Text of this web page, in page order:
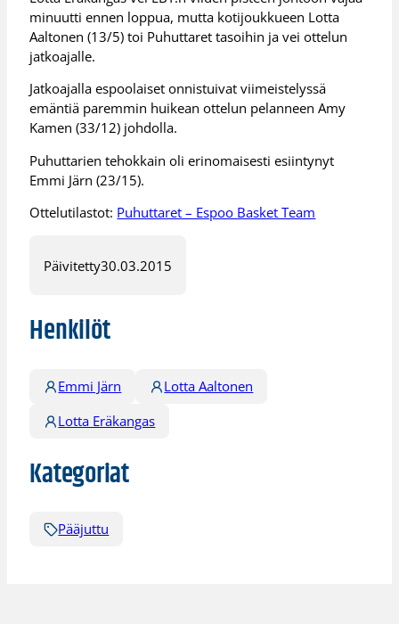
minuutti ennen loppua, mutta kotijoukkueen Lotta
Aaltonen (13/5) toi Puhuttaret tasoihin ja vei ottelun
jatkoajalle.
Jatkoajalla espoolaiset onnistuivat viimeistelyssä
emäntiä paremmin huikean ottelun pelanneen Amy
Kamen (33/12) johdolla.
Puhuttarien tehokkain oli erinomaisesti esiintynyt
Emmi Järn (23/15).
Ottelutilastot: Puhuttaret – Espoo Basket Team
Päivitetty30.03.2015
Henkilöt
Emmi Järn
Lotta Aaltonen
Lotta Eräkangas
Kategoriat
Pääjuttu